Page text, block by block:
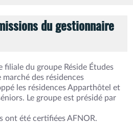
du gestionnaire
filiale du groupe Réside Études
marché des résidences
les résidences Apparthôtel et
Le groupe est présidé par
ont été certifiées AFNOR.